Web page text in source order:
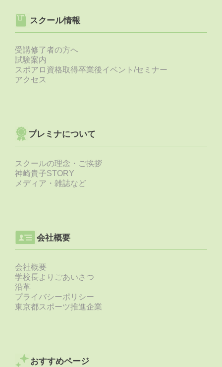
スクール情報
受講修了者の方へ
試験案内
スポアロ資格取得卒業後イベント/セミナー
アクセス
プレミナについて
スクールの理念・ご挨拶
神崎貴子STORY
メディア・雑誌など
会社概要
会社概要
学校長よりごあいさつ
沿革
プライバシーポリシー
東京都スポーツ推進企業
おすすめページ